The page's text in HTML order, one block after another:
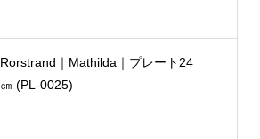
Rorstrand｜Mathilda｜プレート24
㎝ (PL-0025)